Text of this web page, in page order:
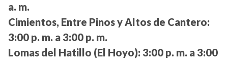
a. m.
Cimientos, Entre Pinos y Altos de Cantero:
3:00 p. m. a 3:00 p. m.
Lomas del Hatillo (El Hoyo): 3:00 p. m. a 3:00